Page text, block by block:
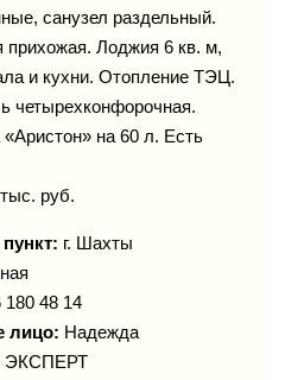
Карты
санузел раздельный.
прихожая. Лоджия 6 кв. м,
и кухни. Отопление ТЭЦ.
четырехконфорочная.
«Аристон» на 60 л. Есть
руб.
г. Шахты
180 48 14
лицо: Надежда
ЭКСПЕРТ